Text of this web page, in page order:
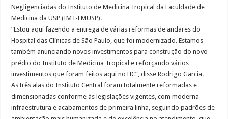
Negligenciadas do Instituto de Medicina Tropical da Faculdade de
Medicina da USP (IMT-FMUSP).
“Estou aqui fazendo a entrega de várias reformas de andares do
Hospital das Clínicas de São Paulo, que foi modernizado. Estamos
também anunciando novos investimentos para construção do novo
prédio do Instituto de Medicina Tropical e reforçando vários
investimentos que foram feitos aqui no HC”, disse Rodrigo Garcia.
As três alas do Instituto Central foram totalmente reformadas e
dimensionadas conforme às legislações vigentes, com moderna
infraestrutura e acabamentos de primeira linha, seguindo padrões de